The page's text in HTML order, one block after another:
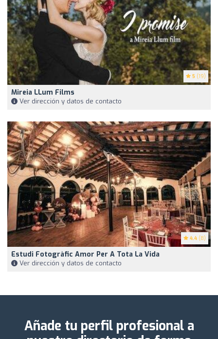
5 (19)
Mireia LLum Films
Ver dirección y datos de contacto
4.4 (8)
Estudi Fotogràfic Amor Per A Tota La Vida
Ver dirección y datos de contacto
Añade tu perfil profesional a